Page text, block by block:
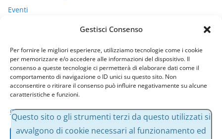
Gestisci Consenso
Per fornire le migliori esperienze, utilizziamo tecnologie come i cookie
per memorizzare e/o accedere alle informazioni del dispositivo. Il
consenso a queste tecnologie ci permetterà di elaborare dati come il
comportamento di navigazione o ID unici su questo sito. Non
acconsentire o ritirare il consenso può influire negativamente su alcune
caratteristiche e funzioni.
Gestisci servizi
Eventi
Uncategorized
Archivi
AQuesto sito o gli strumenti terzi da questo utilizzati si
avvalgono di cookie necessari al funzionamento ed